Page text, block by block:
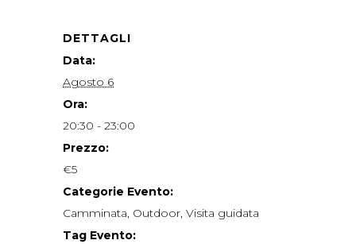
DETTAGLI
Data:
Agosto 6
Ora:
20:30 - 23:00
Prezzo:
€5
Categorie Evento:
Camminata, Outdoor, Visita guidata
Tag Evento: